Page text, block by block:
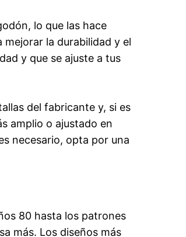
lo que las hace
la durabilidad y el
y que se ajuste a tus
del fabricante y, si es
amplio o ajustado en
necesario, opta por una
80 hasta los patrones
más. Los diseños más